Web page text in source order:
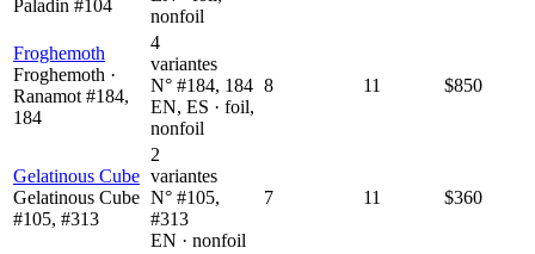
Paladin #104
nonfoil
Froghemoth
Froghemoth ·
Ranamot #184,
184
4
variantes
N° #184, 184
EN, ES · foil,
nonfoil
8 11 $850
Gelatinous Cube
Gelatinous Cube
#105, #313
2
variantes
N° #105,
#313
EN · nonfoil
7 11 $360